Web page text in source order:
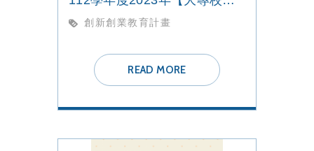
創新創業教育計畫
READ MORE